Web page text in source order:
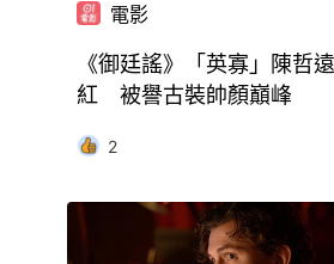
電影
《御廷謠》「英寡」陳哲
紅 被譽古裝帥顏巔峰
2